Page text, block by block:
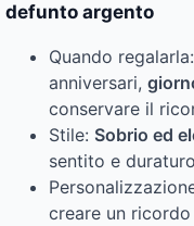
defunto argento
Quando
anniversari,
conservare il
Stile: Sobrio ed
sentito e duraturo
creare un